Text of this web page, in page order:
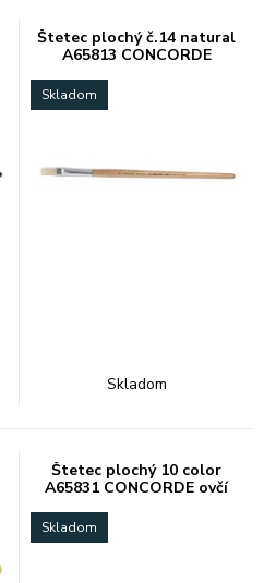
Štetec plochý č.14 natural
A65813 CONCORDE
Skladom
Skladom
Štetec plochý 10 color
A65831 CONCORDE ovčí
Skladom